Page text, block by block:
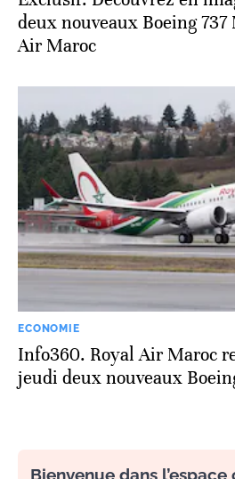
deux nouveaux Boeing 737
Air Maroc
ECONOMIE
Info360. Royal Air Maroc
jeudi deux nouveaux
Bienvenue dans